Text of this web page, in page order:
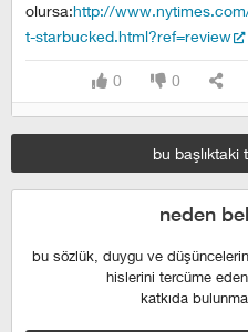
olursa:http://
t-starbucked.html?ref=review
0 0
bu başlıktaki
neden
bu sözlük, duygu ve
hislerini tercüme
katkıda